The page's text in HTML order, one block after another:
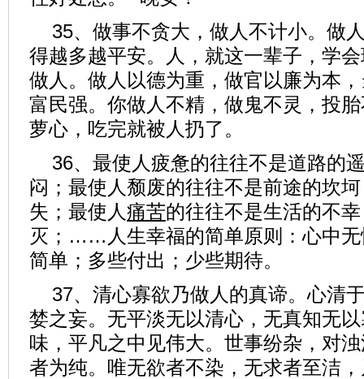
35、做事不贪大，做人不计小。做
得越多越平安。人，就这一辈子，学
做人。做人以德为重，做官以廉为本
富民强。你做人不精，做鬼不灵，投
萝心，吃完就被人扔了。
36、最使人疲惫的往往不是道路的
闷；最使人颓废的往往不是前途的坎
失；最使人痛苦的往往不是生活的不
灭；……人生幸福的简单原则：心中无
简单；多些付出；少些期待。
37、清心寡欲乃做人的真谛。心清
婪之妄。无平淡无以清心，无真知无
味，平凡之中见伟大。世事纷杂，对
者为纯。唯无欲者不染，无求者至洁